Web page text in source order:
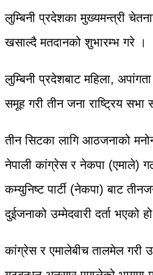
लुम्बिनी प्रदेशका मुख्यमन्त्री
खसाल्दै मतदानको शुभारम्भ गरे ।
लुम्बिनी प्रदेशबाट महिला,
समूह गरी तीन जना राष्ट्रिय सभा
तीन सिटका लागि आठजनाको
नेपाली कांग्रेस र नेकपा (एमाले)
कम्युनिष्ट पार्टी (नेकपा) बाट
दुईजनाको उम्मेदवारी दर्ता भएको
कांग्रेस र एमालेबीच तालमेल गरी